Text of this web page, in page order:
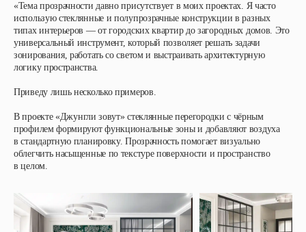
«Тема прозрачности давно присутствует в моих проектах. Я часто
использую стеклянные и полупрозрачные конструкции в разных
типах интерьеров — от городских квартир до загородных домов. Это
универсальный инструмент, который позволяет решать задачи
зонирования, работать со светом и выстраивать архитектурную
логику пространства.
Приведу лишь несколько примеров.
В проекте «Джунгли зовут»стеклянные перегородки с чёрным
профилем формируют функциональные зоны и добавляют воздуха
в стандартную планировку. Прозрачность помогает визуально
облегчить насыщенные по текстуре поверхности и пространство
в целом.